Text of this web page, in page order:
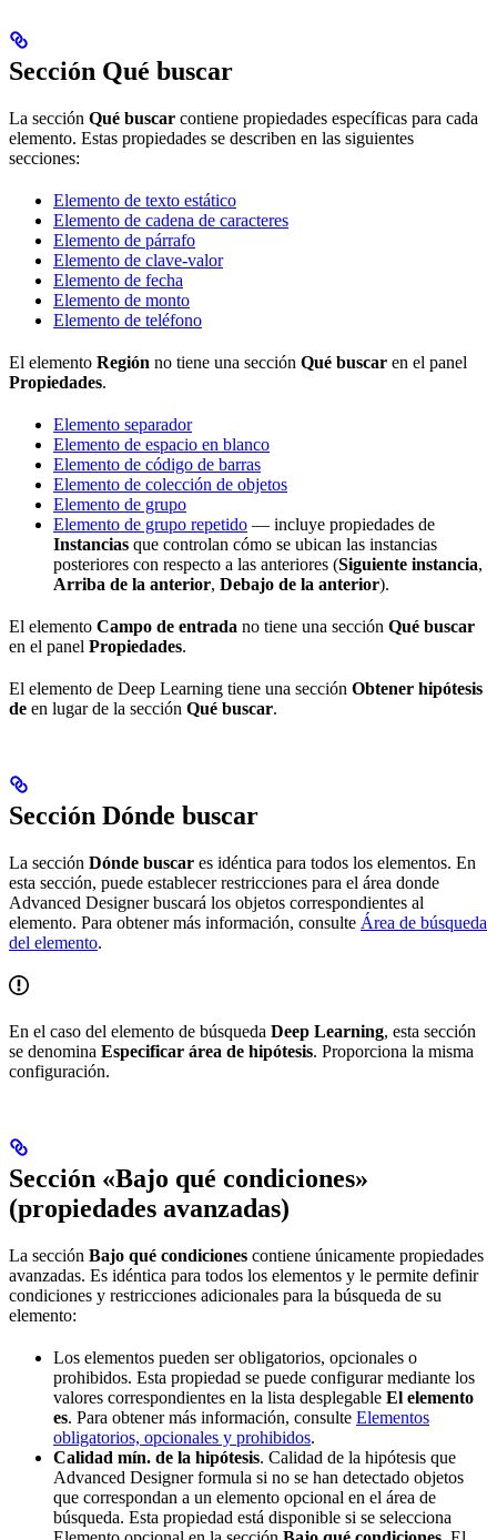
Sección Qué buscar
La sección Qué buscar contiene propiedades específicas para cada
elemento. Estas propiedades se describen en las siguientes
secciones:
Elemento de texto estático
Elemento de cadena de caracteres
Elemento de párrafo
Elemento de clave-valor
Elemento de fecha
Elemento de monto
Elemento de teléfono
El elemento Región no tiene una sección Qué buscar en el panel
Propiedades.
Elemento separador
Elemento de espacio en blanco
Elemento de código de barras
Elemento de colección de objetos
Elemento de grupo
Elemento de grupo repetido — incluye propiedades de
Instancias que controlan cómo se ubican las instancias
posteriores con respecto a las anteriores (Siguiente instancia,
Arriba de la anterior, Debajo de la anterior).
El elemento Campo de entrada no tiene una sección Qué buscar
en el panel Propiedades.
El elemento de Deep Learning tiene una sección Obtener hipótesis
de en lugar de la sección Qué buscar.
Sección Dónde buscar
La sección Dónde buscar es idéntica para todos los elementos. En
esta sección, puede establecer restricciones para el área donde
Advanced Designer buscará los objetos correspondientes al
elemento. Para obtener más información, consulte Área de búsqueda
del elemento.
En el caso del elemento de búsqueda Deep Learning, esta sección
se denomina Especificar área de hipótesis. Proporciona la misma
configuración.
Sección «Bajo qué condiciones»
(propiedades avanzadas)
La sección Bajo qué condiciones contiene únicamente propiedades
avanzadas. Es idéntica para todos los elementos y le permite definir
condiciones y restricciones adicionales para la búsqueda de su
elemento:
Los elementos pueden ser obligatorios, opcionales o
prohibidos. Esta propiedad se puede configurar mediante los
valores correspondientes en la lista desplegable El elemento
es. Para obtener más información, consulte Elementos
obligatorios, opcionales y prohibidos.
Calidad mín. de la hipótesis. Calidad de la hipótesis que
Advanced Designer formula si no se han detectado objetos
que correspondan a un elemento opcional en el área de
búsqueda. Esta propiedad está disponible si se selecciona